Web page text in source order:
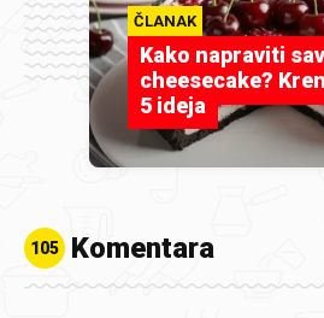
ČLANAK
Kako napraviti
cheesecake?
5 ideja
105 Komentara